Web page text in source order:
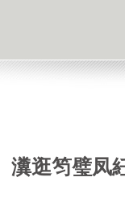
瀵逛笉璧凤